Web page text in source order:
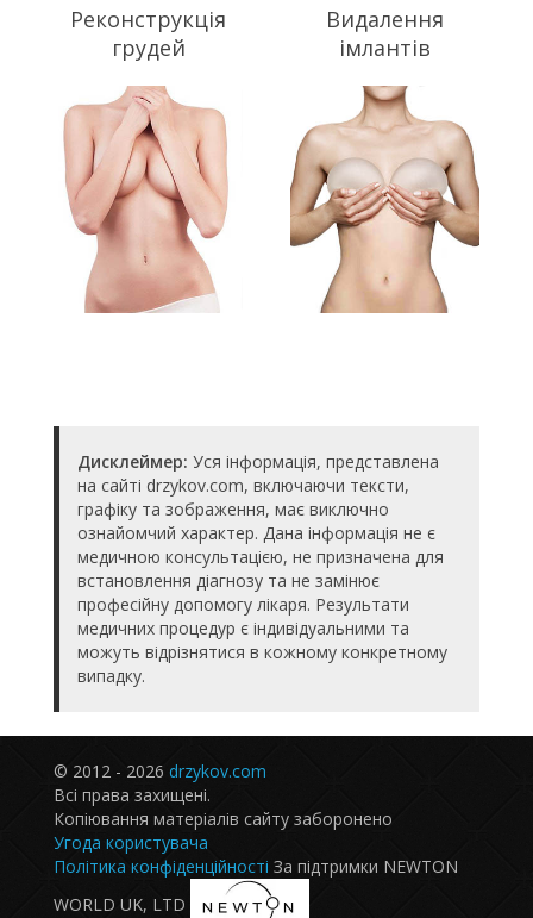
Реконструкція
грудей
Видалення
імлантів
Дисклеймер: Уся інформація, представлена
на сайті drzykov.com, включаючи тексти,
графіку та зображення, має виключно
ознайомчий характер. Дана інформація не є
медичною консультацією, не призначена для
встановлення діагнозу та не замінює
професійну допомогу лікаря. Результати
медичних процедур є індивідуальними та
можуть відрізнятися в кожному конкретному
випадку.
© 2012 - 2026 drzykov.com
Всі права захищені.
Копіювання матеріалів сайту заборонено
Угода користувача
Політика конфіденційності За підтримки NEWTON
WORLD UK, LTD